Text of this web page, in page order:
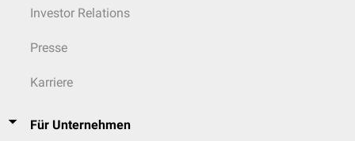
Investor Relations
Presse
Karriere
Für Unternehmen